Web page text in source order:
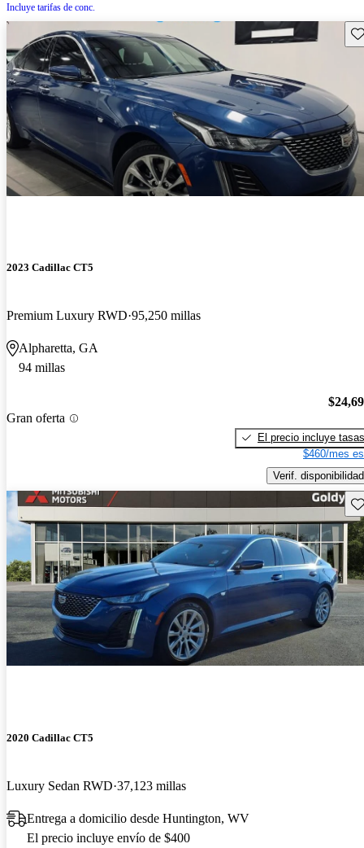
Incluye tarifas de conc.
2023 Cadillac CT5
Premium Luxury RWD 95,250 millas
Alpharetta, GA
94 millas
Gran oferta
El precio incluye tasas
$460/mes
Verif. disponibilidad
2020 Cadillac CT5
Luxury Sedan RWD 37,123 millas
Entrega a domicilio desde Huntington, WV
El precio incluye envío de $400